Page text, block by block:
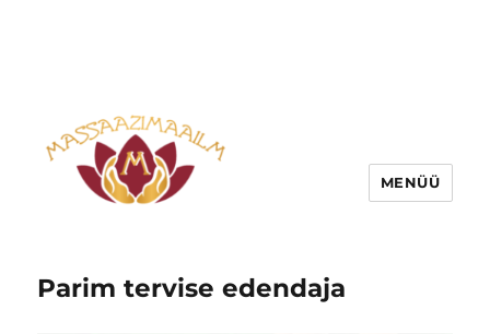
Parim tervise edendaja
MENÜÜ